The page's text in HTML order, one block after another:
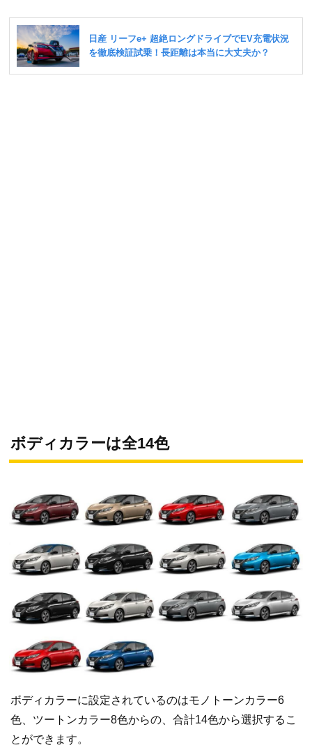
ボディカラーは全14色
ボディカラーに設定されているのはモノトーンカラー6
色、ツートンカラー8色からの、合計14色から選択するこ
とができます。